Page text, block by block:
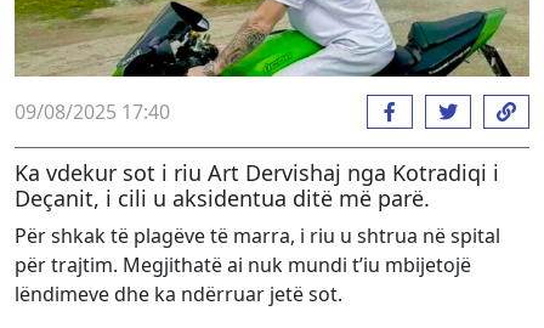
09/08/2025 17:40
Ka vdekur sot i riu Art Dervishaj nga Kotradiqi i
Deçanit, i cili u aksidentua ditë më parë.
Për shkak të plagëve të marra, i riu u shtrua në spital
për trajtim. Megjithatë ai nuk mundi t’iu mbijetojë
lëndimeve dhe ka ndërruar jetë sot.